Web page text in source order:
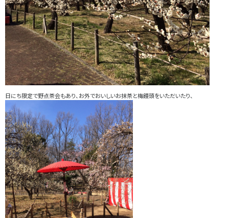
日にち限定で野点茶会もあり、お外でおいしいお抹茶と梅饅頭をいただいたり、